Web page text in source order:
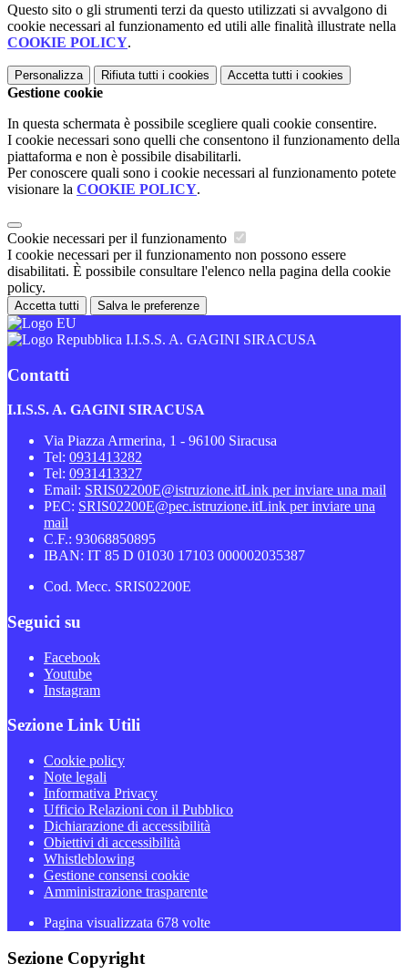
Questo sito o gli strumenti terzi da questo utilizzati si avvalgono di
cookie necessari al funzionamento ed utili alle finalità illustrate nella
COOKIE POLICY.
Personalizza Rifiuta tutti i cookies Accetta tutti i cookies
Gestione cookie
In questa schermata è possibile scegliere quali cookie consentire.
I cookie necessari sono quelli che consentono il funzionamento della
piattaforma e non è possibile disabilitarli.
Per conoscere quali sono i cookie necessari al funzionamento potete
visionare la COOKIE POLICY.
Cookie necessari per il funzionamento
I cookie necessari per il funzionamento non possono essere
disabilitati. È possibile consultare l'elenco nella pagina della cookie
policy.
Accetta tutti Salva le preferenze
I.I.S.S. A. GAGINI SIRACUSA
Contatti
I.I.S.S. A. GAGINI SIRACUSA
Via Piazza Armerina, 1 - 96100 Siracusa
Tel: 0931413282
Tel: 0931413327
Email: SRIS02200E@istruzione.itLink per inviare una mail
PEC: SRIS02200E@pec.istruzione.itLink per inviare una
mail
C.F.: 93068850895
IBAN: IT 85 D 01030 17103 000002035387
Cod. Mecc. SRIS02200E
Seguici su
Facebook
Youtube
Instagram
Sezione Link Utili
Cookie policy
Note legali
Informativa Privacy
Ufficio Relazioni con il Pubblico
Dichiarazione di accessibilità
Obiettivi di accessibilità
Whistleblowing
Gestione consensi cookie
Amministrazione trasparente
Pagina visualizzata 678 volte
Sezione Copyright